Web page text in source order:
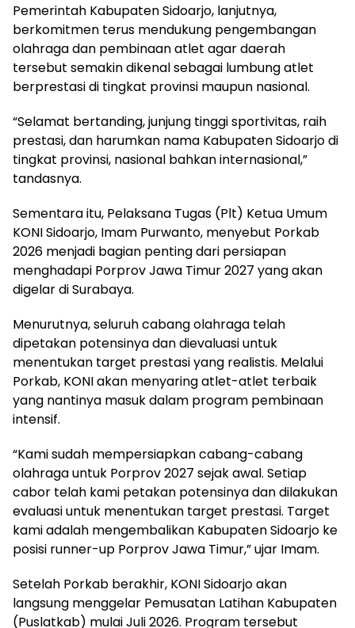
Pemerintah Kabupaten Sidoarjo, lanjutnya,
berkomitmen terus mendukung pengembangan
olahraga dan pembinaan atlet agar daerah
tersebut semakin dikenal sebagai lumbung atlet
berprestasi di tingkat provinsi maupun nasional.
“Selamat bertanding, junjung tinggi sportivitas, raih
prestasi, dan harumkan nama Kabupaten Sidoarjo di
tingkat provinsi, nasional bahkan internasional,”
tandasnya.
Sementara itu, Pelaksana Tugas (Plt) Ketua Umum
KONI Sidoarjo, Imam Purwanto, menyebut Porkab
2026 menjadi bagian penting dari persiapan
menghadapi Porprov Jawa Timur 2027 yang akan
digelar di Surabaya.
Menurutnya, seluruh cabang olahraga telah
dipetakan potensinya dan dievaluasi untuk
menentukan target prestasi yang realistis. Melalui
Porkab, KONI akan menyaring atlet-atlet terbaik
yang nantinya masuk dalam program pembinaan
intensif.
“Kami sudah mempersiapkan cabang-cabang
olahraga untuk Porprov 2027 sejak awal. Setiap
cabor telah kami petakan potensinya dan dilakukan
evaluasi untuk menentukan target prestasi. Target
kami adalah mengembalikan Kabupaten Sidoarjo ke
posisi runner-up Porprov Jawa Timur,” ujar Imam.
Setelah Porkab berakhir, KONI Sidoarjo akan
langsung menggelar Pemusatan Latihan Kabupaten
(Puslatkab) mulai Juli 2026. Program tersebut